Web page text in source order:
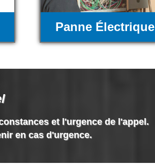
Panne Électrique
et l'urgence de l'appel.
en cas d'urgence.